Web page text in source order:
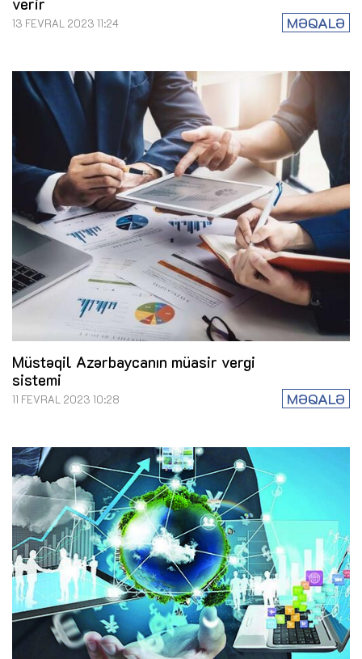
MƏQALƏ
13 FEVRAL 2023 11:24
Müstəqil Azərbaycanın müasir vergi
sistemi
MƏQALƏ
11 FEVRAL 2023 10:28